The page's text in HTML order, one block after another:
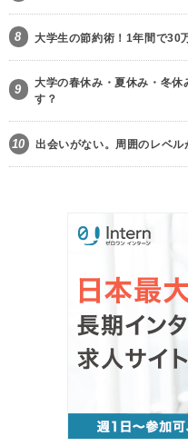
8 大学生の節約術！1年間で30
9
大学の春休み・夏休み・冬
す？
10 出会いがない。周囲のレベ